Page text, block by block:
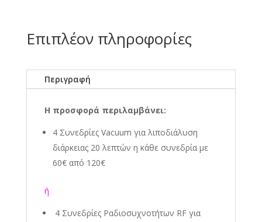
Επιπλέον πληροφορίες
Περιγραφή
Η προσφορά περιλαμβάνει:
4 Συνεδρίες Vacuum για λιποδιάλυση
διάρκειας 20 λεπτών η κάθε συνεδρία με
60€ από 120€
ή
4 Συνεδρίες Ραδιοσυχνοτήτων RF για